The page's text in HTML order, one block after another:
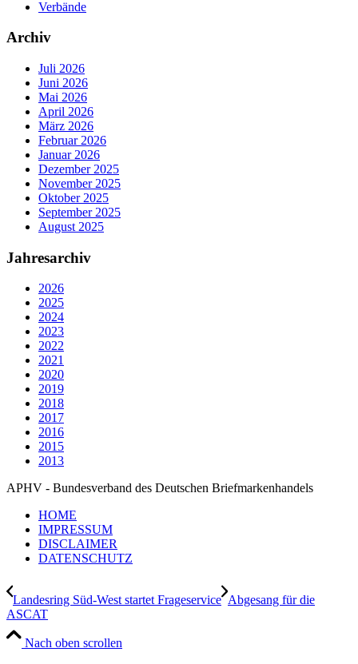
Verbände
Archiv
Juli 2026
Juni 2026
Mai 2026
April 2026
März 2026
Februar 2026
Januar 2026
Dezember 2025
November 2025
Oktober 2025
September 2025
August 2025
Jahresarchiv
2026
2025
2024
2023
2022
2021
2020
2019
2018
2017
2016
2015
2013
APHV - Bundesverband des Deutschen Briefmarkenhandels
HOME
IMPRESSUM
DISCLAIMER
DATENSCHUTZ
Landesring Süd-West startet Frageservice Abgesang für die
ASCAT
Nach oben scrollen